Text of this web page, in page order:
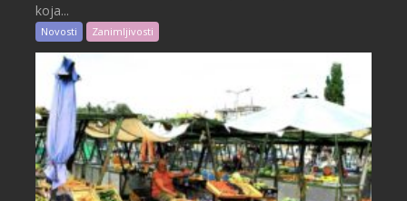
koja...
Novosti Zanimljivosti